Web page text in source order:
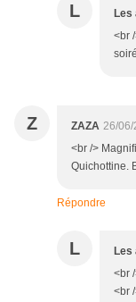
L Les
<br
Z ZAZA 26/06/
<br />
Quichottine.
Répondre
L Les
<br
<br